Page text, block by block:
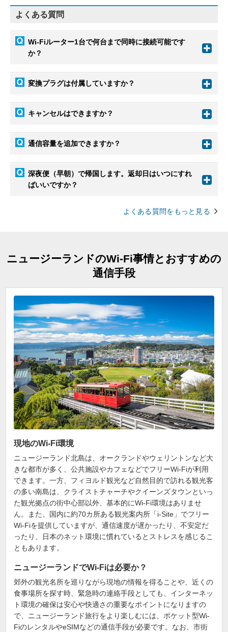
よくある質問
Wi-Fiルーター1台で何台まで同時に接続可能です
か？
変換プラグは付属していますか？
キャンセルはできますか？
通信容量を追加できますか？
深夜便（早朝）で帰国します。返却日はいつにすれ
ばいいですか？
よくある質問をもっと見る
ニュージーランドのWi-Fi事情とおすすめの
通信手段
現地のWi-Fi環境
ニュージーランド北島は、オークランドやウェリントンなど大
きな都市が多く、公共施設やカフェなどでフリーWi-Fiが利用
できます。一方、フィヨルド観光など自然目的で訪れる観光客
の多い南島は、クライストチャーチやクイーンズタウンといっ
た観光拠点の街中心部以外、基本的にWi-Fi環境はありませ
ん。また、国内に約70カ所ある観光案内所「i-Site」でフリー
Wi-Fiを提供していますが、通信速度が遅かったり、不安定だ
ったり、日本のネット環境に慣れているとストレスを感じるこ
ともあります。
ニュージーランドでWi-Fiは必要か？
郊外の観光名所を巡りながら現地の情報を得ることや、近くの
食事場所を探す時、緊急時の連絡手段としても、インターネッ
ト環境の確保は安心や快適さの重要なポイントになりますの
で、ニュージーランド旅行をより楽しむには、ポケット型Wi-
FiのレンタルやeSIMなどの通信手段が必要です。なお、市街